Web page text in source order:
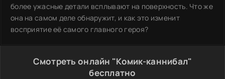
более ужасные детали всплывают на поверхность. Что же
она на самом деле обнаружит, и как это изменит
восприятие её самого главного героя?
Смотреть онлайн "Комик-каннибал"
бесплатно